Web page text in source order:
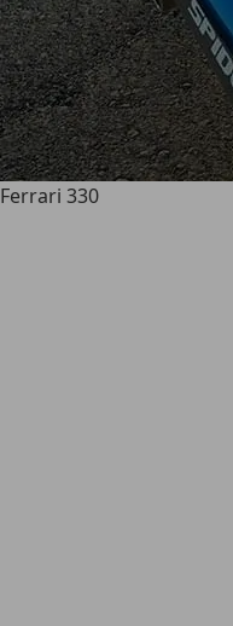
Ferrari 330